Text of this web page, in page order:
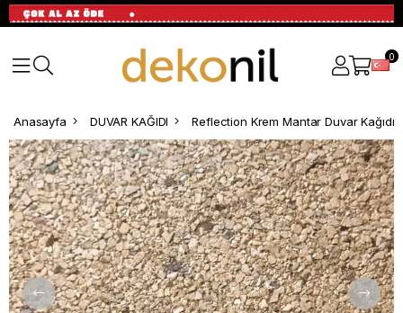
0
Anasayfa DUVAR KAĞIDI Reflection Krem Mantar Duvar Kağıdı